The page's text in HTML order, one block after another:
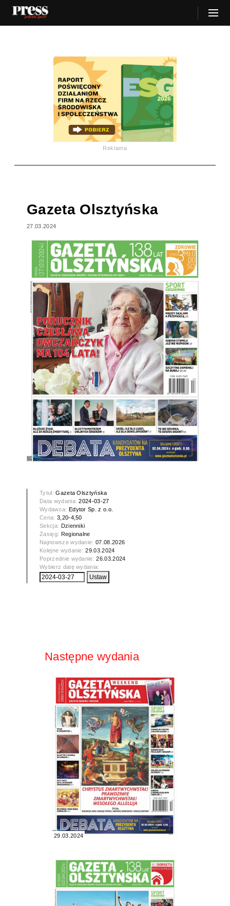
Reklama
Gazeta Olsztyńska
27.03.2024
Tytuł:Gazeta Olsztyńska
Data wydania:2024-03-27
Wydawca: Edytor Sp. z o.o.
Cena: 3,20-4,50
Sekcja: Dzienniki
Zasięg: Regionalne
Najnowsze wydanie:07.08.2026
Kolejne wydanie:29.03.2024
Poprzednie wydanie:26.03.2024
Wybierz datę wydania:
Następne wydania
29.03.2024